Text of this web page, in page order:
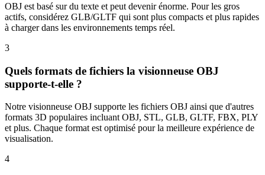
OBJ est basé sur du texte et peut devenir énorme. Pour les gros
actifs, considérez GLB/GLTF qui sont plus compacts et plus rapides
à charger dans les environnements temps réel.
3
Quels formats de fichiers la visionneuse OBJ
supporte-t-elle ?
Notre visionneuse OBJ supporte les fichiers OBJ ainsi que d'autres
formats 3D populaires incluant OBJ, STL, GLB, GLTF, FBX, PLY
et plus. Chaque format est optimisé pour la meilleure expérience de
visualisation.
4